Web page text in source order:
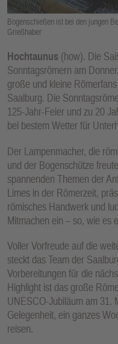
Bogenschießen ist bei den jungen
Grießhaber
Hochtaunus (how). Die
Sonntagsrömern am
große und kleine
Saalburg. Die
125-Jahr-Feier und zu 20
bei bestem Wetter für
Der Lampenmacher, die
und der Bogenschütze
spannenden Themen der
Limes in der Römerzeit,
römisches Handwerk und
Mitmachen ein – so, wie es
Voller Vorfreude auf die
steckt das Team der
Vorbereitungen für die
Highlight ist das große
UNESCO-Jubiläum am 31.
Gelegenheit, ein ganzes
reisen.